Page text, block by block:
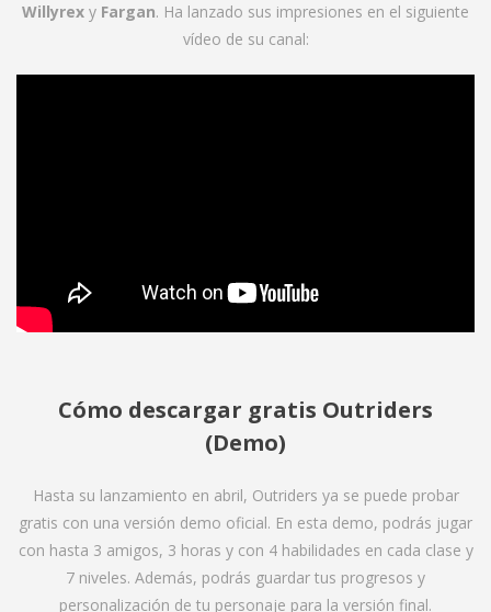
Willyrex y Fargan. Ha lanzado sus impresiones en el siguiente
vídeo de su canal:
Cómo descargar gratis Outriders
(Demo)
Hasta su lanzamiento en abril, Outriders ya se puede probar
gratis con una versión demo oficial. En esta demo, podrás jugar
con hasta 3 amigos, 3 horas y con 4 habilidades en cada clase y
7 niveles. Además, podrás guardar tus progresos y
personalización de tu personaje para la versión final.